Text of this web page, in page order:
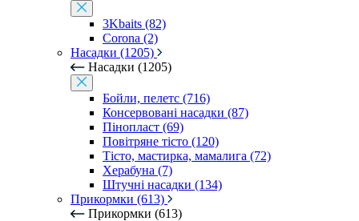
3Kbaits (82)
Corona (2)
Насадки (1205)
Насадки (1205)
Бойли, пелетс (716)
Консервовані насадки (87)
Пінопласт (69)
Повітряне тісто (120)
Тісто, мастирка, мамалига (72)
Херабуна (7)
Штучні насадки (134)
Прикормки (613)
Прикормки (613)